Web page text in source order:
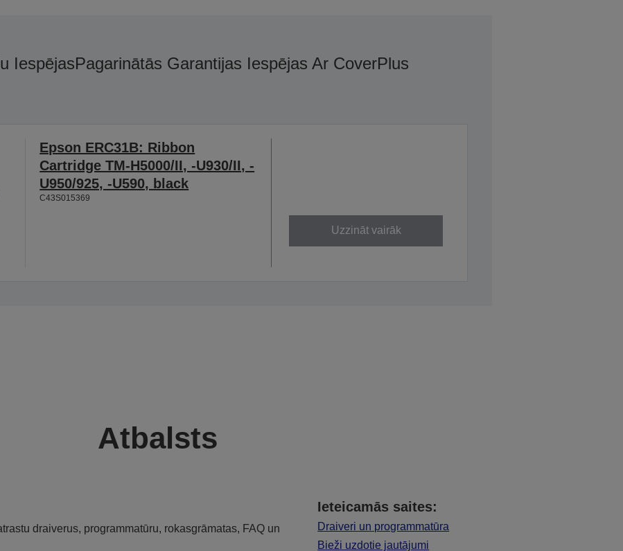
IespējasPagarinātās Garantijas Iespējas Ar CoverPlus
Epson ERC31B: Ribbon
Cartridge TM-H5000/II, -U930/II, -
U950/925, -U590, black
C43S015369
Uzzināt vairāk
Atbalsts
draiverus, programmatūru, rokasgrāmatas, FAQ un
Ieteicamās saites:
Draiveri un programmatūra
Bieži uzdotie jautājumi